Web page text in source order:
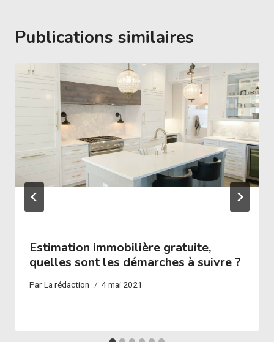
Publications similaires
Estimation immobilière gratuite,
quelles sont les démarches à suivre ?
ParLa rédaction 4 mai 2021